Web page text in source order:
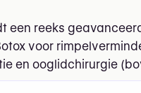
een reeks
voor
en ooglidchirurgie